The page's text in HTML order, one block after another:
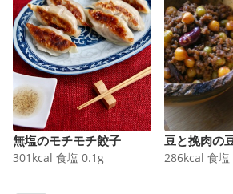
無塩のモチモチ餃子
301 kcal 食塩 0.1 g
豆と挽肉の
286kcal 食塩